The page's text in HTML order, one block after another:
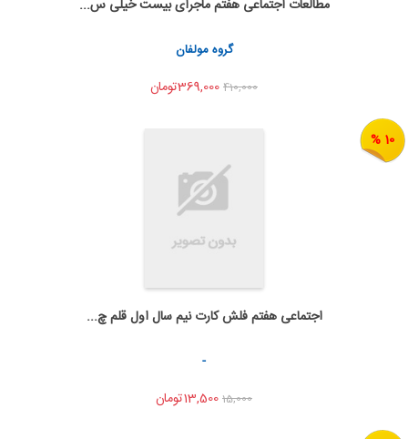
اضافه به سبد خرید
اشتراک گذاری
مطالعات اجتماعی هفتم ماجرای بیست خیلی س...
گروه مولفان
410,000
10 %
به من اطلاع بده
اشتراک گذاری
اجتماعی هفتم فلش کارت نیم سال اول قلم چ...
-
15,000